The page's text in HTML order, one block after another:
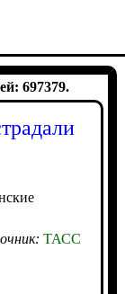
697379.
ТАСС